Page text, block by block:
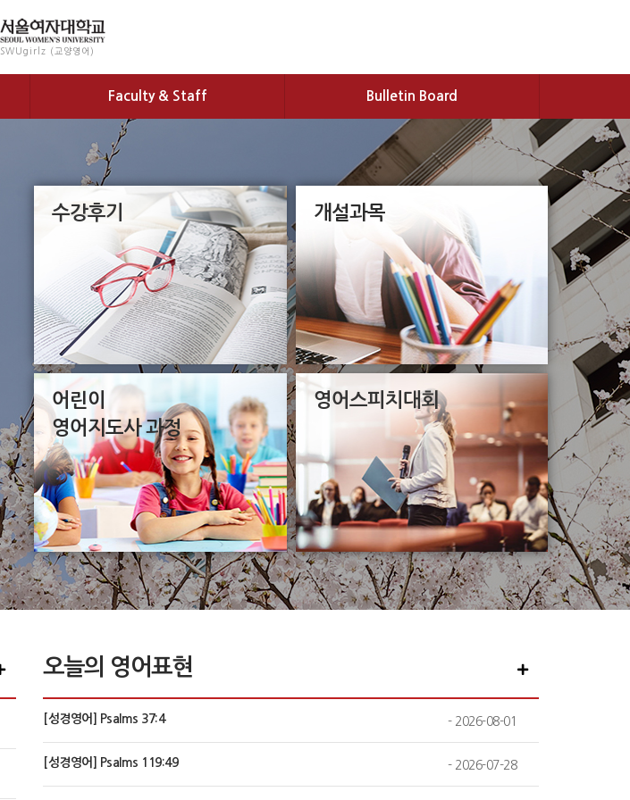
SWUgirlz (교양영어)
Faculty & Staff Bulletin Board
수강후기 개설과목
어린이
영어지도사 과정
영어스피치대회
오늘의 영어표현
[성경영어] Psalms 37:4 - 2026-08-01
[성경영어] Psalms 119:49 - 2026-07-28